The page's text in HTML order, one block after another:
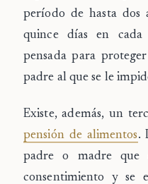
período de hasta dos
quince días en cada
pensada para
padre al que se le
Existe, además, un
pensión de alimentos.
padre o madre que
consentimiento y se